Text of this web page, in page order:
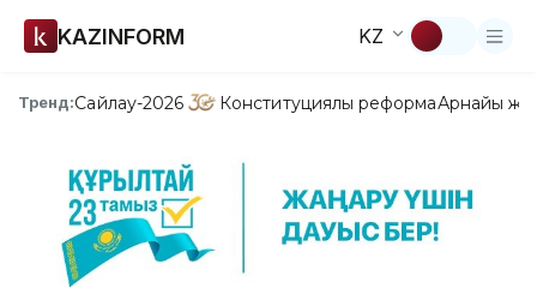
KAZINFORM KZ
Тренд:Сайлау-2026 Конституциялық реформаАрнайы